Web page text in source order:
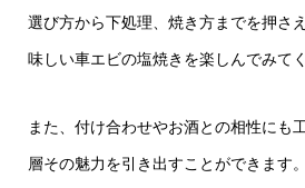
選び方から下処理、焼き方までを押さ
味しい車エビの塩焼きを楽しんでみてく
また、付け合わせやお酒との相性にも
層その魅力を引き出すことができます。